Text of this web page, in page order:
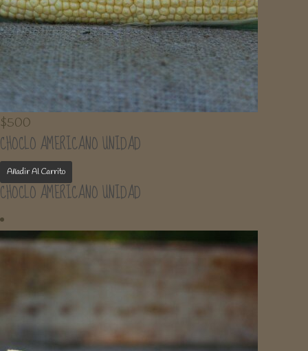
$500
CHOCLO AMERICANO UNIDAD
Añadir Al Carrito
CHOCLO AMERICANO UNIDAD